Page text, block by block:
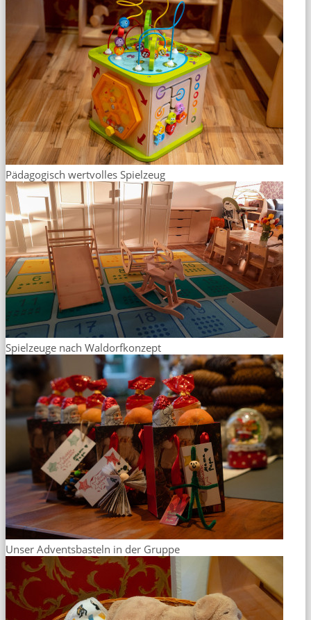
Pädagogisch wertvolles Spielzeug
Spielzeuge nach Waldorfkonzept
Unser Adventsbasteln in der Gruppe